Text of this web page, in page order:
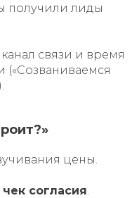
получили лиды
связи и время
(«Созваниваемся
цены.
чек согласия